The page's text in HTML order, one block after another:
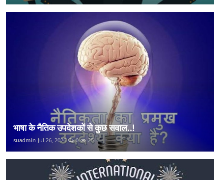
भाषा के नैतिक उपदेशकों से कुछ सवाल..!
suadmin Jul 26, 2026 0 25